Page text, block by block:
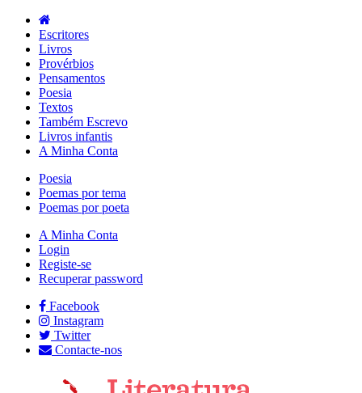
Escritores
Livros
Provérbios
Pensamentos
Poesia
Textos
Também Escrevo
Livros infantis
A Minha Conta
Poesia
Poemas por tema
Poemas por poeta
A Minha Conta
Login
Registe-se
Recuperar password
Facebook
Instagram
Twitter
Contacte-nos